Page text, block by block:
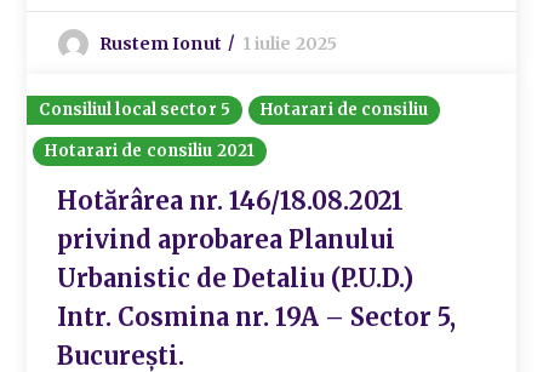
Rustem Ionut 1 iulie 2025
Consiliul local sector 5
Hotarari de consiliu
Hotarari de consiliu 2021
Hotărârea nr. 146/18.08.2021
privind aprobarea Planului
Urbanistic de Detaliu (P.U.D.)
Intr. Cosmina nr. 19A – Sector 5,
București.